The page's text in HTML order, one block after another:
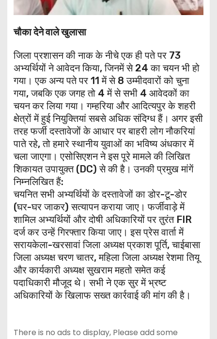
चौका देने वाले खुलासा
जिला प्रशासन की नाक के नीचे एक ही पते पर 73
अभ्यर्थियों ने आवेदन किया, जिनमें से 24 का चयन भी हो
गया। एक अन्य पते पर 11 में से 8 उम्मीदवारों को चुना
गया, जबकि एक जगह तो 4 में से सभी 4 आवेदकों का
चयन कर लिया गया। गम्हरिया और आदित्यपुर के शहरी
क्षेत्रों में हुई नियुक्तियां सबसे अधिक संदिग्ध हैं। अगर इसी
तरह फर्जी दस्तावेजों के आधार पर बाहरी लोग नौकरियां
पाते रहे, तो हमारे स्थानीय युवाओं का भविष्य अंधकार में
चला जाएगा। ​एसोसिएशन ने इस पूरे मामले की लिखित
शिकायत उपायुक्त (DC) से की है। उनकी प्रमुख मांगें
निम्नलिखित हैं:
​चयनित सभी अभ्यर्थियों के दस्तावेजों का डोर-टू-डोर
(घर-घर जाकर) सत्यापन कराया जाए। ​फर्जीवाड़े में
शामिल अभ्यर्थियों और दोषी अधिकारियों पर तुरंत FIR
दर्ज कर उन्हें गिरफ्तार किया जाए। ​इस प्रेस वार्ता में
सरायकेला-खरसावां जिला अध्यक्ष प्रकाश पूर्ति, चाईबासा
जिला अध्यक्ष चरण चातर, महिला जिला अध्यक्ष रेशमा तियू
और कार्यकारी अध्यक्ष सुखराम महतो समेत कई
पदाधिकारी मौजूद थे। सभी ने एक सुर में भ्रष्ट
अधिकारियों के खिलाफ सख्त कार्रवाई की मांग की है।
There is no ads to display, Please add some